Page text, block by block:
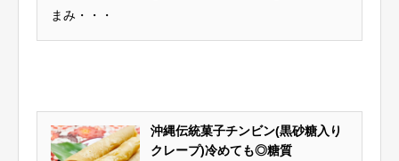
まみ・・・
沖縄伝統菓子チンビン(黒砂糖入り
クレープ)冷めても◎糖質